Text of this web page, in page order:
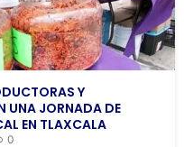
Y
UNA JORNADA DE
EN TLAXCALA
0